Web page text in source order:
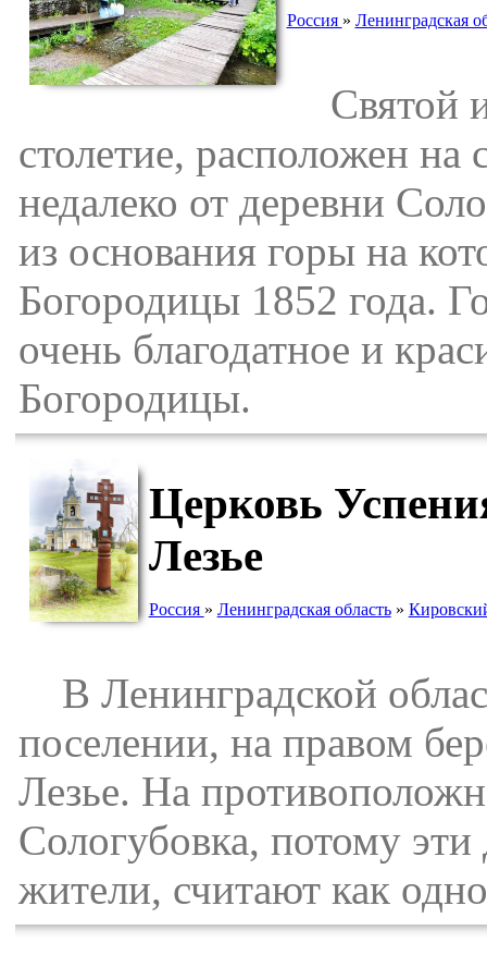
Россия » Ленинградская
Святой
столетие, расположен на
недалеко от деревни
из основания горы на
Богородицы 1852 года.
очень благодатное и
Богородицы.
Церковь
Лезье
Россия » Ленинградская область»
В Ленинградской
поселении, на правом
Лезье. На
Сологубовка, потому
жители, считают как